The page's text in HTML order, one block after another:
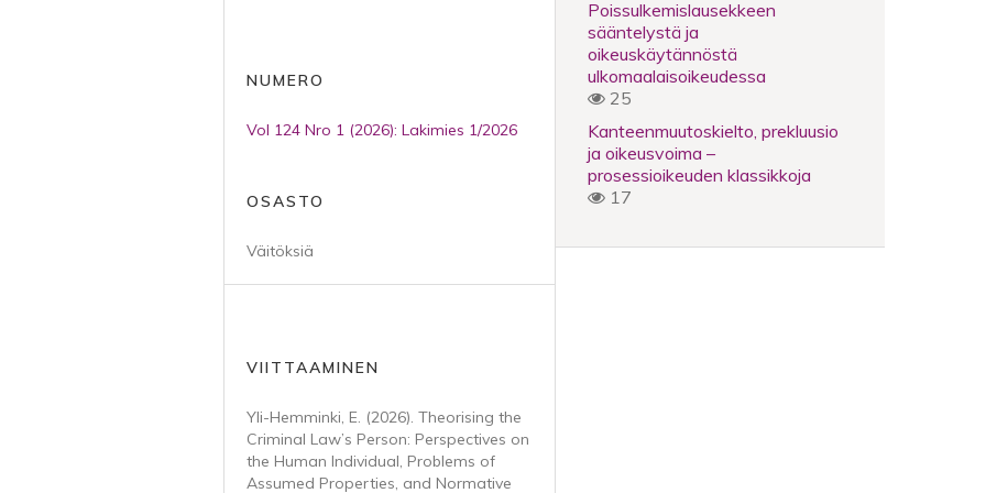
NUMERO
Vol 124 Nro 1 (2026): Lakimies 1/2026
OSASTO
Väitöksiä
VIITTAAMINEN
Yli-Hemminki, E. (2026). Theorising the
Criminal Law’s Person: Perspectives on
the Human Individual, Problems of
Assumed Properties, and Normative
Poissulkemislausekkeen
sääntelystä ja
oikeuskäytännöstä
ulkomaalaisoikeudessa
25
Kanteenmuutoskielto, prekluusio
ja oikeusvoima –
prosessioikeuden klassikkoja
17